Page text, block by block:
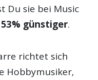
Du sie bei Music
53% günstiger.
richtet sich
Hobbymusiker,